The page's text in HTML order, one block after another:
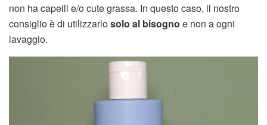
non ha capelli e/o cute grassa. In questo caso, il nostro
consiglio è di utilizzarlosolo al bisogno e non a ogni
lavaggio.